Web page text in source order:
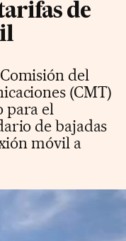
de
del
(CMT)
para el
de bajadas
móvil a